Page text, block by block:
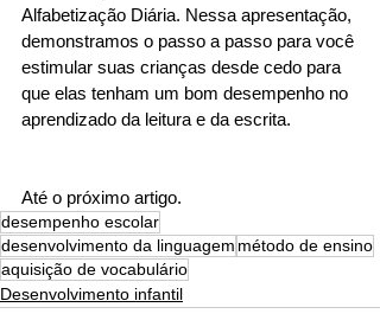
Alfabetização Diária. Nessa apresentação,
demonstramos o passo a passo para você
estimular suas crianças desde cedo para
que elas tenham um bom desempenho no
aprendizado da leitura e da escrita.
Até o próximo artigo.
desempenho escolar
desenvolvimento da linguagem método de ensino
aquisição de vocabulário
Desenvolvimento infantil